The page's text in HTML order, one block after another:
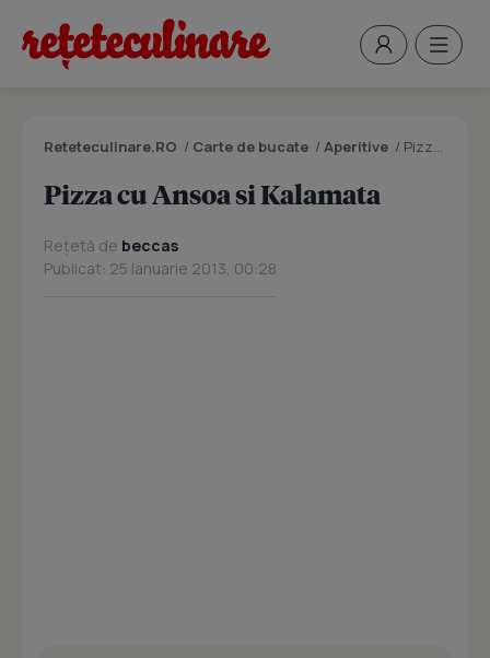
Reteteculinare.RO / Carte de bucate / Aperitive / Pizza cu Ansoa si Kalamata
Pizza cu Ansoa si Kalamata
Rețetă de beccas
Publicat: 25 Ianuarie 2013, 00:28